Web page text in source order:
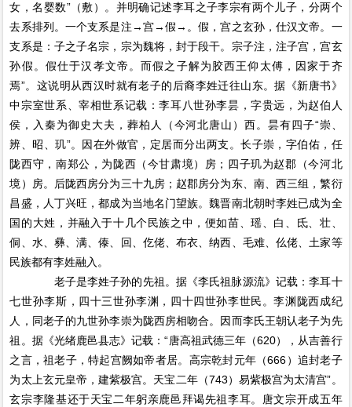
女，名婴数”（敷）。并明确记述李耳之子李宗有两个儿子，分两个
去系排列。一个支系是注→宫→假→。假，宫之玄孙，仕汉文帝。一
支系是：子之子名宗，宗为魏将，封于段干。宗子注，注子宫，宫玄
孙假。假仕于汉孝文帝。而假之子解为胶西王仰太傅，因家于齐
焉”。这说明从西汉时就有老子的后裔李姓迁往山东。据《新唐书》
中宗室世系、宰相世系记载：李耳八世孙李昙，字贵远，为赵伯人
侯，入秦为御史大夫，葬柏人（今河北唐山）西。昙有四子“崇、
辨、昭、玑”。因在外做官，定居而分出两支。长子崇，字伯佑，任
陇西守，南郑公，为陇西（今甘肃境）房；四子玑为赵郡（今河北
境）房。后陇西房分为三十九房；赵郡房分为东、南、西三组，繁衍
昌盛，人丁兴旺，都成为当地名门望族。魏晋南北朝时李姓已成为全
国的大姓，并融入于十几个民族之中，便如苗、瑶、白、氐、壮、
侗、水、彝、满、傣、回、仡佬、布衣、纳西、毛难、仫佬、土家等
民族都有李姓融入。
老子是李姓子孙的先祖。据《李氏祖脉源流》记载：李耳十
七世孙李斯，四十三世孙李渊，四十四世孙李世民。李渊陇西成纪
人，同老子的九世孙李崇为陇西房相吻合。因而李氏王朝认老子为先
祖。据《光绪鹿邑县志》记载：“唐高祖武德三年（620），从吉善行
之言，祖老子，特起宫阙如帝者居。高宗乾封元年（666）追封老子
为太上玄元皇帝，建紫极宫。天宝二年（743）易紫极宫为太清宫”。
玄宗李隆基还于天宝二年躬亲鹿邑拜谒先祖李耳。唐文宗开成五年